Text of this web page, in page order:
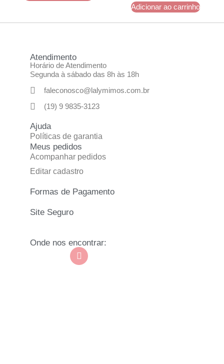
Adicionar ao carrinho
Atendimento
Horário de Atendimento
Segunda à sábado das 8h às 18h
faleconosco@lalymimos.com.br
(19) 9 9835-3123
Ajuda
Políticas de garantia
Meus pedidos
Acompanhar pedidos
Editar cadastro
Formas de Pagamento
Site Seguro
Onde nos encontrar: